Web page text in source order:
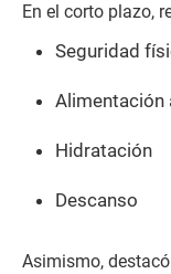
En el corto plazo,
Seguridad
Alimentación
Hidratación
Descanso
Asimismo,